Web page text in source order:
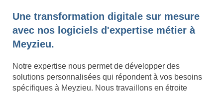
Une transformation digitale sur mesure
avec nos logiciels d'expertise métier à
Meyzieu.
Notre expertise nous permet de développer des
solutions personnalisées qui répondent à vos besoins
spécifiques à Meyzieu. Nous travaillons en étroite